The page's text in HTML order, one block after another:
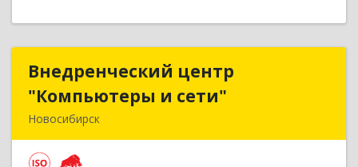
Внедренческий центр
"Компьютеры и сети"
Новосибирск
Внедренческий центр
"Компьютеры и сети"